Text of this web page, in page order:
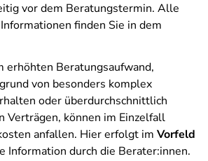
vor dem Beratungstermin. Alle
finden Sie in dem
erhöhten Beratungsaufwand,
von besonders komplex
oder überdurchschnittlich
Verträgen, können im Einzelfall
anfallen. Hier erfolgt im Vorfeld
Information durch die Berater:innen.